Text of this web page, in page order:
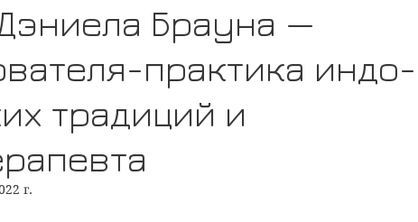
Типы и типологии Поэзия
Брауна —
практика индо-
традиций и
г.